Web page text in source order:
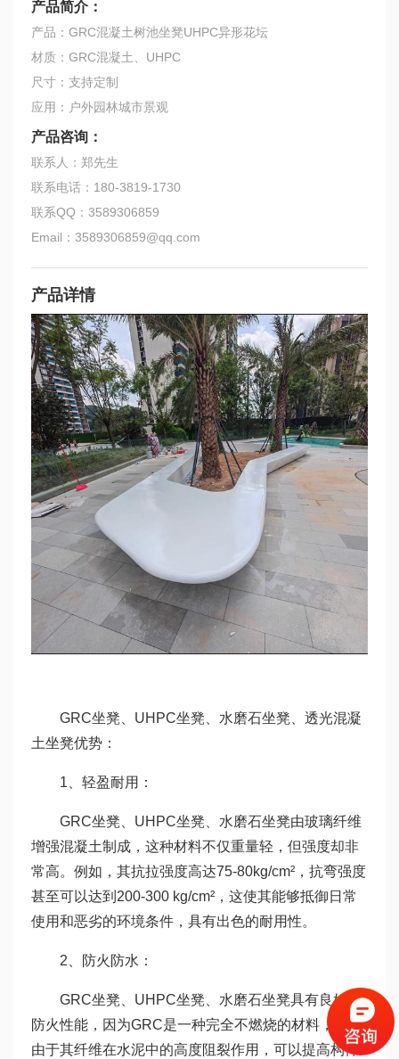
产品简介：
产品：GRC混凝土树池坐凳UHPC异形花坛
材质：GRC混凝土、UHPC
尺寸：支持定制
应用：户外园林城市景观
产品咨询：
联系人：郑先生
联系电话：180-3819-1730
联系QQ：3589306859
Email：3589306859@qq.com
产品详情
GRC坐凳、UHPC坐凳、水磨石坐凳、透光混凝
土坐凳优势：
1、轻盈耐用：
GRC坐凳、UHPC坐凳、水磨石坐凳由玻璃纤维
增强混凝土制成，这种材料不仅重量轻，但强度却非
常高。例如，其抗拉强度高达75-80kg/cm²，抗弯强度
甚至可以达到200-300 kg/cm²，这使其能够抵御日常
使用和恶劣的环境条件，具有出色的耐用性。
2、防火防水：
GRC坐凳、UHPC坐凳、水磨石坐凳具有良好的
防火性能，因为GRC是一种完全不燃烧的材料，并且
由于其纤维在水泥中的高度阻裂作用，可以提高构件